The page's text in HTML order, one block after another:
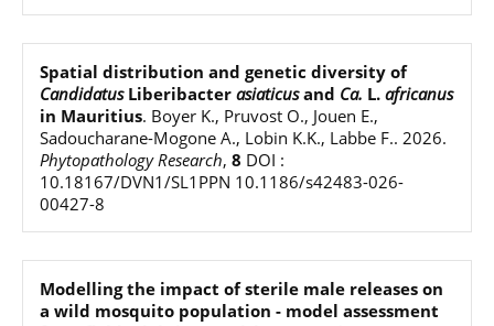
Spatial distribution and genetic diversity of
CandidatusLiberibacter asiaticusand Ca. L. africanus
in Mauritius. Boyer K., Pruvost O., Jouen E.,
Sadoucharane-Mogone A., Lobin K.K., Labbe F.. 2026.
Phytopathology Research, 8 DOI :
10.18167/DVN1/SL1PPN 10.1186/s42483-026-
00427-8
Modelling the impact of sterile male releases on
a wild mosquito population - model assessment